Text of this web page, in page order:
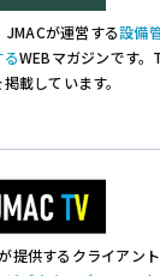
JMACが運営する設備
WEBマガジンです。
載しています。
提供するクライアン